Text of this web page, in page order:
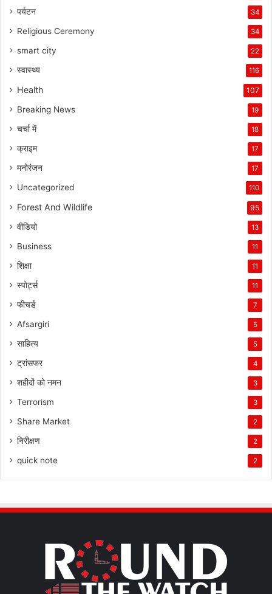
पर्यटन 34
Religious Ceremony 34
smart city 22
स्वास्थ्य 116
Health 107
Breaking News 19
चर्चा में 18
क्राइम 17
मनोरंजन 17
Uncategorized 110
Forest And Wildlife 95
वीडियो 13
Business 11
शिक्षा 11
स्पोर्ट्स 11
फीचर्ड 7
Afsargiri 5
साहित्य 5
ट्रांसफर 4
शहीदों को नमन 3
Terrorism 3
Share Market 2
निरीक्षण 2
quick note 2